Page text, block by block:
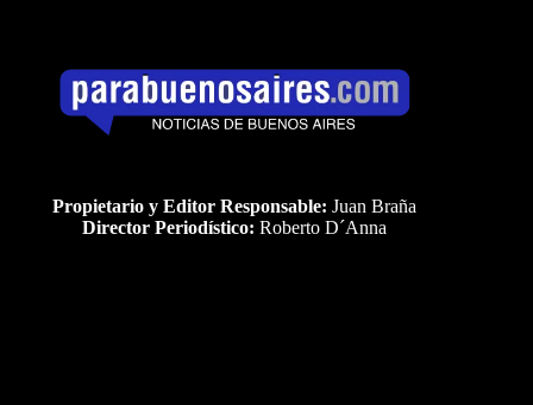
Propietario y Editor Responsable: Juan Braña
Director Periodístico: Roberto D´Anna